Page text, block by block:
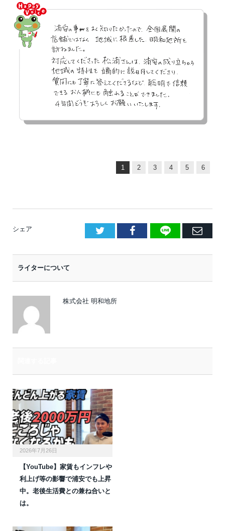
1 2 3 4 5 6
シェア Facebook
LINE
E
ライターについて
株式会社 明和地所
2026年7月26日
【YouTube】家賃もインフレや
利上げ等の影響で浦安でも上昇
中。老後生活費との兼ね合いと
は。